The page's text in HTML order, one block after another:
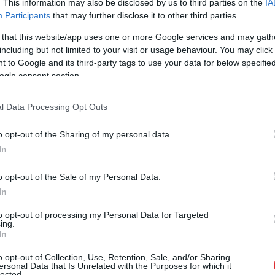
This information may also be disclosed by us to third parties on the
Participants that may further disclose it to other third parties.
that this website/app uses one or more Google services and may
but not limited to your visit or usage behaviour. You may
to Google and its third-party tags to use your data for below
consent section.
Data Processing Opt Outs
opt-out of the Sharing of my personal data.
opt-out of the Sale of my Personal Data.
opt-out of processing my Personal Data for Targeted
opt-out of Collection, Use, Retention, Sale, and/or Sharing
Data that Is Unrelated with the Purposes for which it
pasākumiem Rīgā šodien tiks pieminēti
Komunistiskā genocīda upuri, aģentūru LETA
un sporta departamenta pārstāve Indra
ir pamats
Melnis
kas šobrīd
cerētais izpalika: tagad
atklājies, kas patiesībā